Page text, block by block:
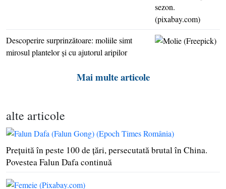
alte articole
Preţuită în peste 100 de ţări, persecutată brutal în China.
Povestea Falun Dafa continuă
Descoperire surprinzătoare: moliile simt
mirosul plantelor şi cu ajutorul aripilor
Mai multe articole